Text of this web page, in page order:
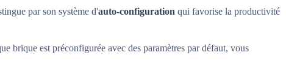
par son système d'auto-configuration qui favorise la productivité
brique est préconfigurée avec des paramètres par défaut, vous